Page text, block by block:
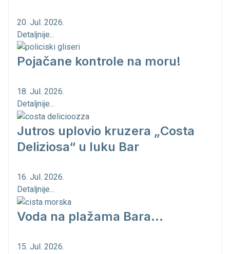
20. Jul. 2026.
Detaljnije...
Pojačane kontrole na moru!
18. Jul. 2026.
Detaljnije...
Jutros uplovio kruzera „Costa
Deliziosa“ u luku Bar
16. Jul. 2026.
Detaljnije...
Voda na plažama Bara...
15. Jul. 2026.